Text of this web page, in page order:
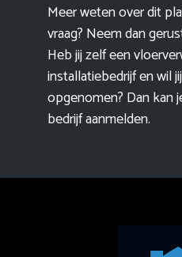
Meer weten over dit
vraag? Neem dan
Heb jij zelf een
installatiebedrijf en wil
opgenomen? Dan kan
bedrijf aanmelden.